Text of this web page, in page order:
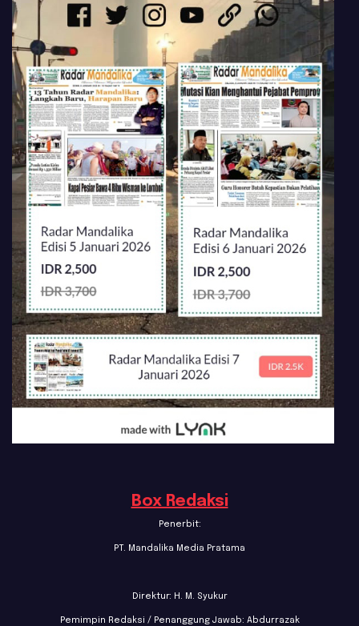
Box Redaksi
Penerbit:
PT. Mandalika Media Pratama
Direktur: H. M. Syukur
Pemimpin Redaksi / Penanggung Jawab: Abdurrazak